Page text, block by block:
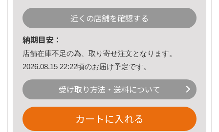
近くの店舗を確認する
納期目安：
店舗在庫不足の為、取り寄せ注文となります。
2026.08.15 22:22頃のお届け予定です。
受け取り方法・送料について
カートに入れる